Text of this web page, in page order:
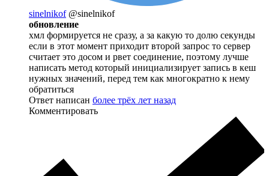
sinelnikof @sinelnikof
обновление
хмл формируется не сразу, а за какую то долю секунды
если в этот момент приходит второй запрос то сервер
считает это досом и рвет соединение, поэтому лучше
написать метод который инициализирует запись в кеш
нужных значений, перед тем как многократно к нему
обратиться
Ответ написан более трёх лет назад
Комментировать